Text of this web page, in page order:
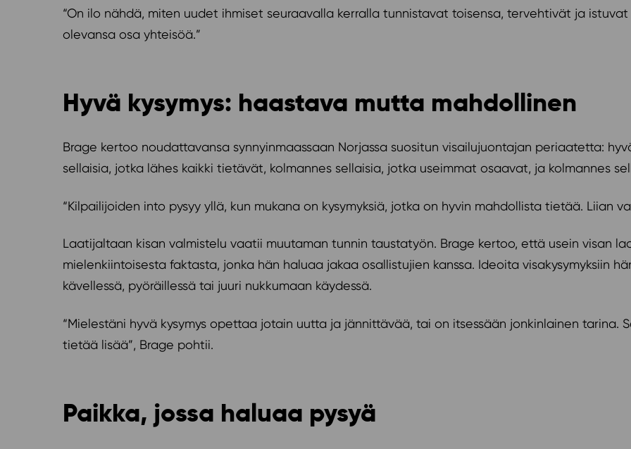
“On ilo nähdä, miten uudet ihmiset seuraavalla kerralla tunnistavat toisensa, tervehtivät ja
olevansa osa yhteisöä.”
Hyvä kysymys: haastava mutta mahdollinen
Brage kertoo noudattavansa synnyinmaassaan Norjassa suositun visailujuontajan periaatetta:
sellaisia, jotka lähes kaikki tietävät, kolmannes sellaisia, jotka useimmat osaavat, ja kolmannes
“Kilpailijoiden into pysyy yllä, kun mukana on kysymyksiä, jotka on hyvin mahdollista tietää. Liian
Laatijaltaan kisan valmistelu vaatii muutaman tunnin taustatyön. Brage kertoo, että usein visan
mielenkiintoisesta faktasta, jonka hän haluaa jakaa osallistujien kanssa. Ideoita visakysymyksiin
kävellessä, pyöräillessä tai juuri nukkumaan käydessä.
“Mielestäni hyvä kysymys opettaa jotain uutta ja jännittävää, tai on itsessään jonkinlainen tarina.
tietää lisää”, Brage pohtii.
Paikka, jossa haluaa pysyä